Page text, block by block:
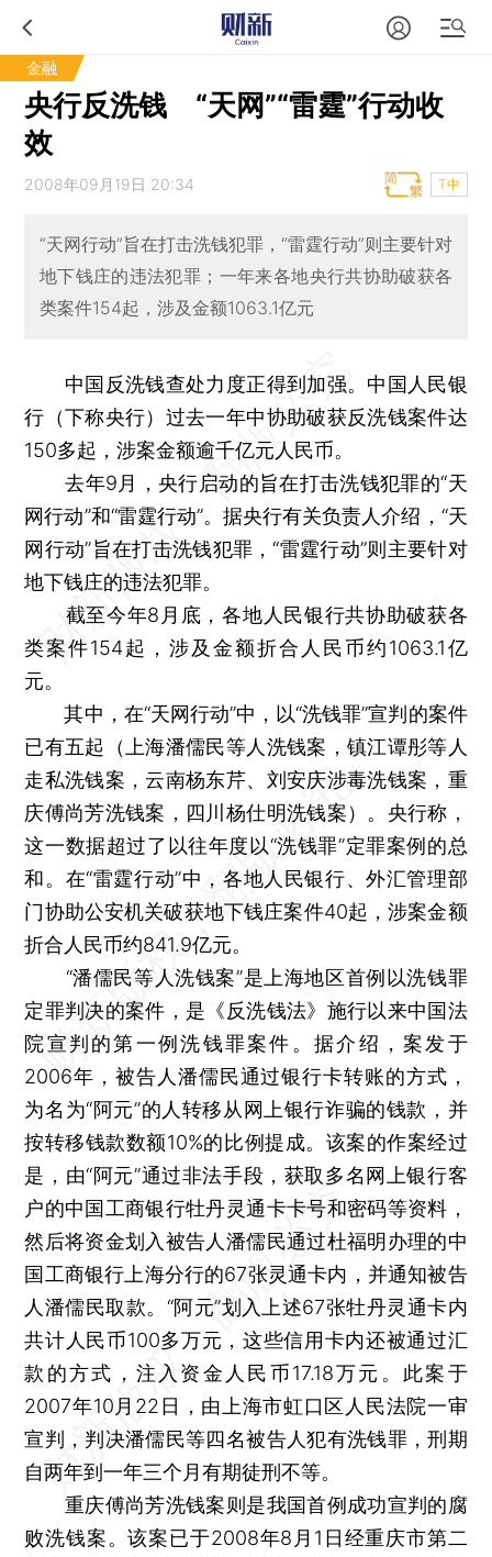
金融
央行反洗钱 “天网”“雷霆”行动收
效
2008年09月19日 20:34 T中
“天网行动”旨在打击洗钱犯罪，“雷霆行动”则主要针对
地下钱庄的违法犯罪；一年来各地央行共协助破获各
类案件154起，涉及金额1063.1亿元
中国反洗钱查处力度正得到加强。中国人民银
行（下称央行）过去一年中协助破获反洗钱案件达
150多起，涉案金额逾千亿元人民币。
去年9月，央行启动的旨在打击洗钱犯罪的“天
网行动”和“雷霆行动”。据央行有关负责人介绍，“天
网行动”旨在打击洗钱犯罪，“雷霆行动”则主要针对
地下钱庄的违法犯罪。
截至今年8月底，各地人民银行共协助破获各
类案件154起，涉及金额折合人民币约1063.1亿
元。
其中，在“天网行动”中，以“洗钱罪”宣判的案件
已有五起（上海潘儒民等人洗钱案，镇江谭彤等人
走私洗钱案，云南杨东芹、刘安庆涉毒洗钱案，重
庆傅尚芳洗钱案，四川杨仕明洗钱案）。央行称，
这一数据超过了以往年度以“洗钱罪”定罪案例的总
和。在“雷霆行动”中，各地人民银行、外汇管理部
门协助公安机关破获地下钱庄案件40起，涉案金额
折合人民币约841.9亿元。
“潘儒民等人洗钱案”是上海地区首例以洗钱罪
定罪判决的案件，是《反洗钱法》施行以来中国法
院宣判的第一例洗钱罪案件。据介绍，案发于
2006年，被告人潘儒民通过银行卡转账的方式，
为名为“阿元”的人转移从网上银行诈骗的钱款，并
按转移钱款数额10%的比例提成。该案的作案经过
是，由“阿元”通过非法手段，获取多名网上银行客
户的中国工商银行牡丹灵通卡卡号和密码等资料，
然后将资金划入被告人潘儒民通过杜福明办理的中
国工商银行上海分行的67张灵通卡内，并通知被告
人潘儒民取款。“阿元”划入上述67张牡丹灵通卡内
共计人民币100多万元，这些信用卡内还被通过汇
款的方式，注入资金人民币17.18万元。此案于
2007年10月22日，由上海市虹口区人民法院一审
宣判，判决潘儒民等四名被告人犯有洗钱罪，刑期
自两年到一年三个月有期徒刑不等。
重庆傅尚芳洗钱案则是我国首例成功宣判的腐
败洗钱案。该案已于2008年8月1日经重庆市第二